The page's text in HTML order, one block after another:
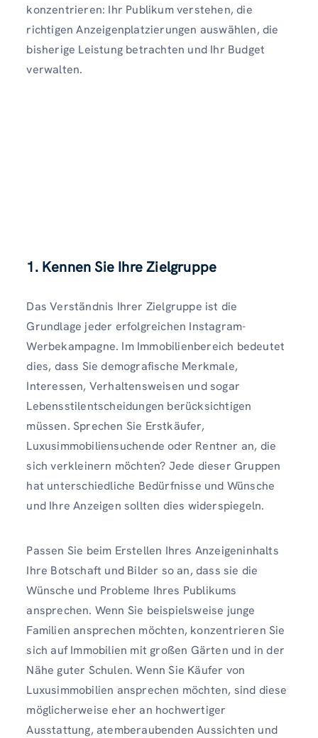
konzentrieren: Ihr Publikum verstehen, die
richtigen Anzeigenplatzierungen auswählen, die
bisherige Leistung betrachten und Ihr Budget
verwalten.
1. Kennen Sie Ihre Zielgruppe
Das Verständnis Ihrer Zielgruppe ist die
Grundlage jeder erfolgreichen Instagram-
Werbekampagne. Im Immobilienbereich bedeutet
dies, dass Sie demografische Merkmale,
Interessen, Verhaltensweisen und sogar
Lebensstilentscheidungen berücksichtigen
müssen. Sprechen Sie Erstkäufer,
Luxusimmobiliensuchende oder Rentner an, die
sich verkleinern möchten? Jede dieser Gruppen
hat unterschiedliche Bedürfnisse und Wünsche
und Ihre Anzeigen sollten dies widerspiegeln.
Passen Sie beim Erstellen Ihres Anzeigeninhalts
Ihre Botschaft und Bilder so an, dass sie die
Wünsche und Probleme Ihres Publikums
ansprechen. Wenn Sie beispielsweise junge
Familien ansprechen möchten, konzentrieren Sie
sich auf Immobilien mit großen Gärten und in der
Nähe guter Schulen. Wenn Sie Käufer von
Luxusimmobilien ansprechen möchten, sind diese
möglicherweise eher an hochwertiger
Ausstattung, atemberaubenden Aussichten und